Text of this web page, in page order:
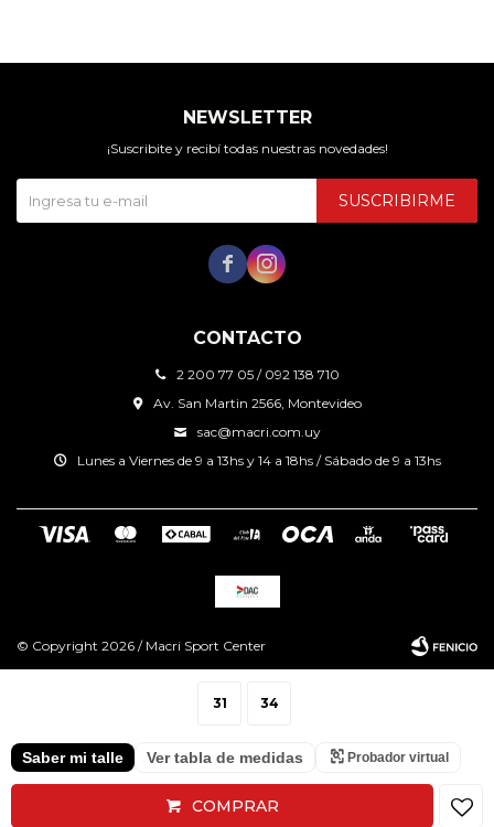
31 34
Saber mi talle Ver tabla de medidas Probador virtual
COMPRAR
CONTACTO
2 200 77 05 / 092 138 710
Av. San Martin 2566, Montevideo
sac@macri.com.uy
Lunes a Viernes de 9 a 13hs y 14 a 18hs / Sábado de 9 a 13hs
NEWSLETTER
¡Suscribite y recibí todas nuestras novedades!
SUSCRIBIRME
 
© Copyright 2026 / Macri Sport Center
Fenicio